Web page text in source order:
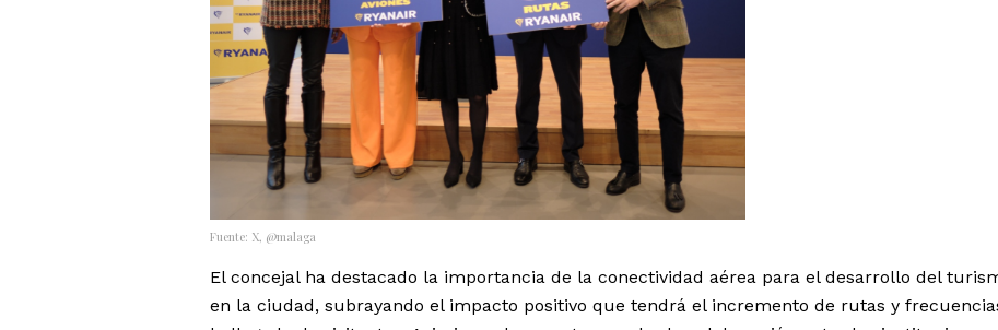
Fuente: X, @malaga
El concejal ha destacado la importancia de la conectividad aérea para el desarrollo del
en la ciudad, subrayando el impacto positivo que tendrá el incremento de rutas y